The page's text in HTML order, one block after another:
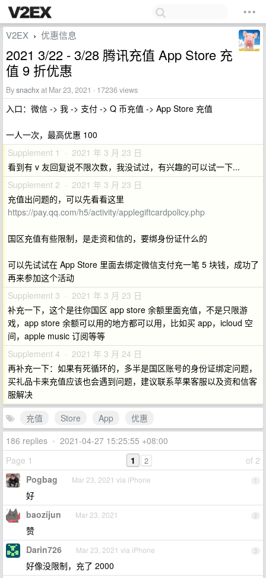
V2EX › 优惠信息
2021 3/22 - 3/28 腾讯充值 App Store 充
值 9 折优惠
Bysnachxat Mar 23, 2021 · 17236 views
入口：微信 -> 我 -> 支付 -> Q 币充值 -> App Store 充值
一人一次，最高优惠 100
Supplement 1 · 2021 年 3 月 23 日
看到有 v 友回复说不限次数，我没试过，有兴趣的可以试一下...
Supplement 2 · 2021 年 3 月 23 日
充值出问题的，可以先看看这里
https://pay.qq.com/h5/activity/applegiftcardpolicy.php
国区充值有些限制，是走资和信的，要绑身份证什么的
可以先试试在 App Store 里面去绑定微信支付充一笔 5 块钱，成功了
再来参加这个活动
Supplement 3 · 2021 年 3 月 23 日
补充一下，这个是往你国区 app store 余额里面充值，不是只限游
戏，app store 余额可以用的地方都可以用，比如买 app，icloud 空
间，apple music 订阅等等
Supplement 4 · 2021 年 3 月 24 日
再补充一下：如果有死循环的，多半是国区账号的身份证绑定问题，
买礼品卡来充值应该也会遇到问题，建议联系苹果客服以及资和信客
服解决
充值
Store App
优惠
186 replies • 2021-04-27 15:25:55 +08:00
Page 1
of 2
1 2
1
Pogbag Mar 23, 2021 via iPhone
好
2
baozijun Mar 23, 2021
赞
3
Darin726 Mar 23, 2021 via iPhone
好像没限制，充了 2000